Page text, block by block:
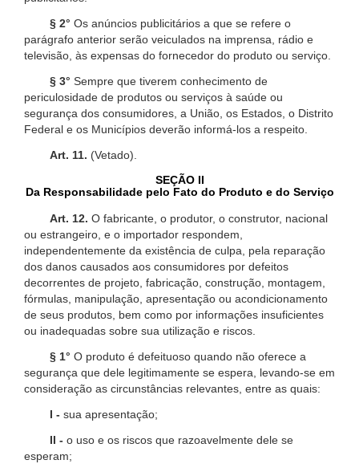
§ 2° Os anúncios publicitários a que se refere o
parágrafo anterior serão veiculados na imprensa, rádio e
televisão, às expensas do fornecedor do produto ou serviço.
§ 3° Sempre que tiverem conhecimento de
periculosidade de produtos ou serviços à saúde ou
segurança dos consumidores, a União, os Estados, o Distrito
Federal e os Municípios deverão informá-los a respeito.
Art. 11. (Vetado).
SEÇÃO II
Da Responsabilidade pelo Fato do Produto e do Serviço
Art. 12. O fabricante, o produtor, o construtor, nacional
ou estrangeiro, e o importador respondem,
independentemente da existência de culpa, pela reparação
dos danos causados aos consumidores por defeitos
decorrentes de projeto, fabricação, construção, montagem,
fórmulas, manipulação, apresentação ou acondicionamento
de seus produtos, bem como por informações insuficientes
ou inadequadas sobre sua utilização e riscos.
§ 1° O produto é defeituoso quando não oferece a
segurança que dele legitimamente se espera, levando-se em
consideração as circunstâncias relevantes, entre as quais:
I - sua apresentação;
II - o uso e os riscos que razoavelmente dele se
esperam;